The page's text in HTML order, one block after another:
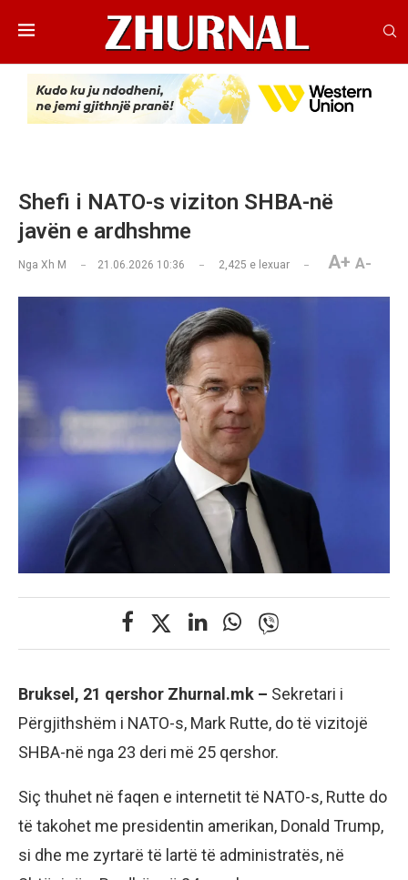
Shefi i NATO-s viziton SHBA-në
javën e ardhshme
Nga Xh M 21.06.2026 10:36 2,425 e lexuar A+ A-
Bruksel, 21 qershor Zhurnal.mk – Sekretari i
Përgjithshëm i NATO-s, Mark Rutte, do të vizitojë
SHBA-në nga 23 deri më 25 qershor.
Siç thuhet në faqen e internetit të NATO-s, Rutte do
të takohet me presidentin amerikan, Donald Trump,
si dhe me zyrtarë të lartë të administratës, në